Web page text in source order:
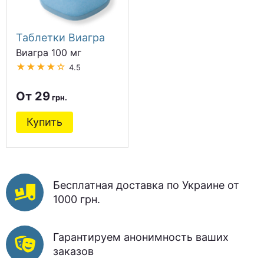
Таблетки Виагра
Виагра 100 мг
★★★★☆ 4.5
От 29
Купить
Бесплатная доставка по Украине от
1000 грн.
Гарантируем анонимность ваших
заказов